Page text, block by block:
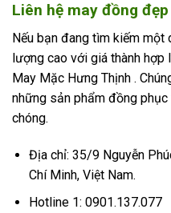
Liên hệ may đồng
Nếu bạn đang tìm kiếm
lượng cao với giá thành hợp
May Mặc Hưng Thịnh .
những sản phẩm đồng
chóng.
Địa chỉ: 35/9 Nguyễn
Chí Minh, Việt Nam.
Hotline 1: 0901.137.077